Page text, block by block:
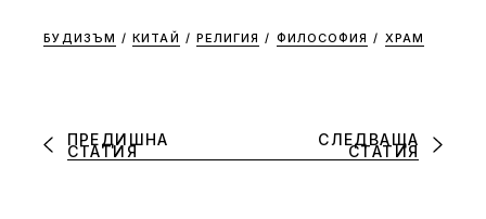
БУДИЗЪМ / КИТАЙ / РЕЛИГИЯ / ФИЛОСОФИЯ / ХРАМ
ПРЕДИШНА
СТАТИЯ
СЛЕДВАЩА
СТАТИЯ